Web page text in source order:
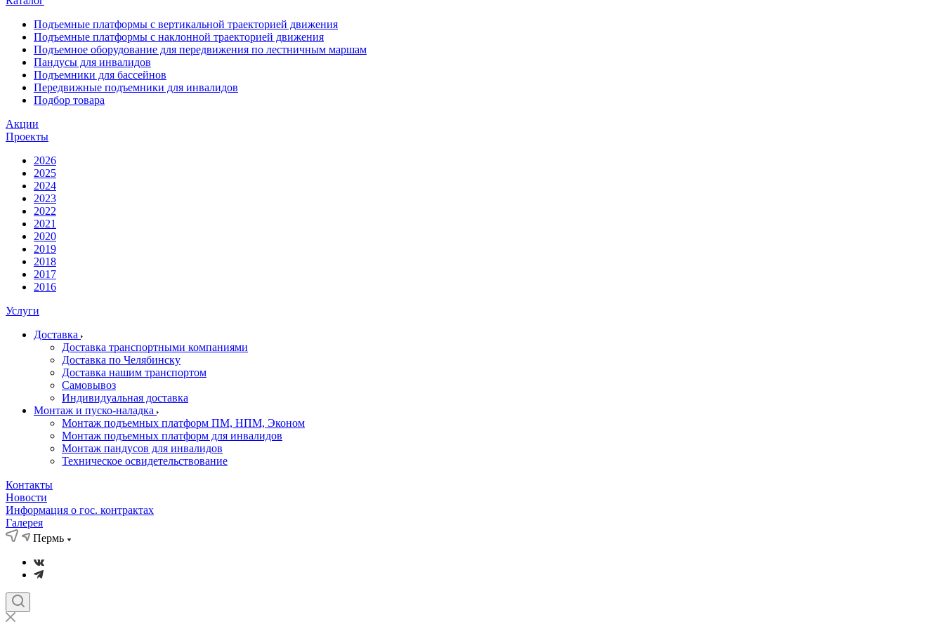
Подъемные платформы с вертикальной траекторией движения
Подъемные платформы с наклонной траекторией движения
Подъемное оборудование для передвижения по лестничным маршам
Пандусы для инвалидов
Подъемники для бассейнов
Передвижные подъемники для инвалидов
Подбор товара
Акции
Проекты
2026
2025
2024
2023
2022
2021
2020
2019
2018
2017
2016
Услуги
Доставка
Доставка транспортными компаниями
Доставка по Челябинску
Доставка нашим транспортом
Самовывоз
Индивидуальная доставка
Монтаж и пуско-наладка
Монтаж подъемных платформ ПМ, НПМ, Эконом
Монтаж подъемных платформ для инвалидов
Монтаж пандусов для инвалидов
Техническое освидетельствование
Контакты
Новости
Информация о гос. контрактах
Галерея
Пермь